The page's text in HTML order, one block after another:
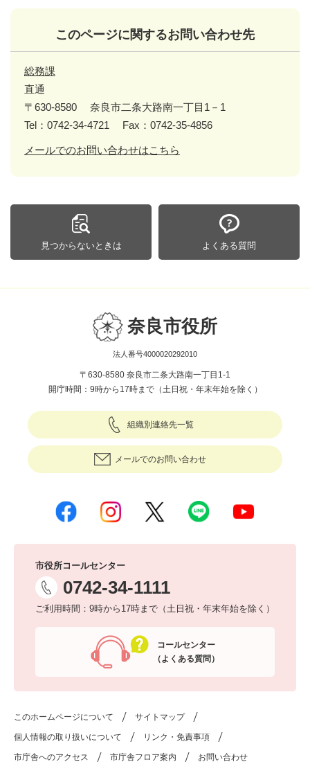
このページに関するお問い合わせ先
総務課
直通
〒630-8580
奈良市二条大路南一丁目1－1
Tel：0742-34-4721
Fax：0742-35-4856
メールでのお問い合わせはこちら
見つからないときは よくある質問
奈良市役所
法人番号4000020292010
〒630-8580 奈良市二条大路南一丁目1-1
開庁時間：9時から17時まで（土日祝・年末年始を除く）
組織別連絡先一覧
メールでのお問い合わせ
市役所コールセンター
0742-34-1111
ご利用時間：9時から17時まで（土日祝・年末年始を除く）
コールセンター
（よくある質問）
このホームページについて サイトマップ
個人情報の取り扱いについて リンク・免責事項
市庁舎へのアクセス 市庁舎フロア案内 お問い合わせ